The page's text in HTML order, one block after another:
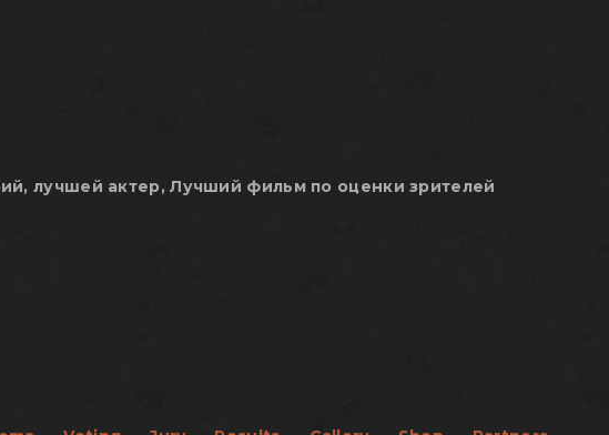
лучшей актер, Лучший фильм по оценки зрителей